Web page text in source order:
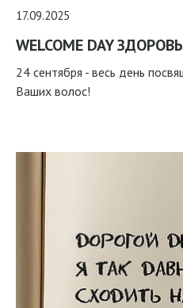
17.09.2025
WELCOME DAY
24 сентября - весь день
Ваших волос!